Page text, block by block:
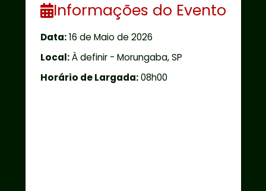
Informações do Evento
Data:16 de Maio de 2026
Local:À definir - Morungaba, SP
Horário de Largada:08h00